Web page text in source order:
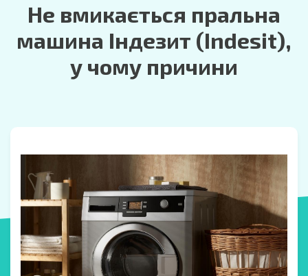
Не вмикається пральна
машина Індезит (Indesit),
у чому причини